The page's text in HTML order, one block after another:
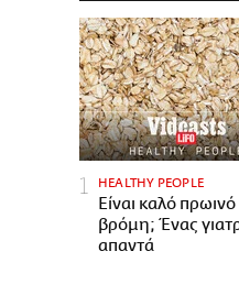
HEALTHY PEOPLE
Είναι καλό
βρόμη; Ένας
απαντά